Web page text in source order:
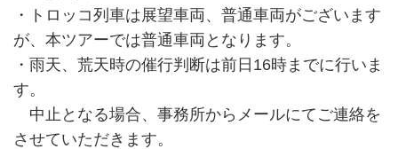
・トロッコ列車は展望車両、普通車両がございます
が、本ツアーでは普通車両となります。
・雨天、荒天時の催行判断は前日16時までに行いま
す。
中止となる場合、事務所からメールにてご連絡を
させていただきます。